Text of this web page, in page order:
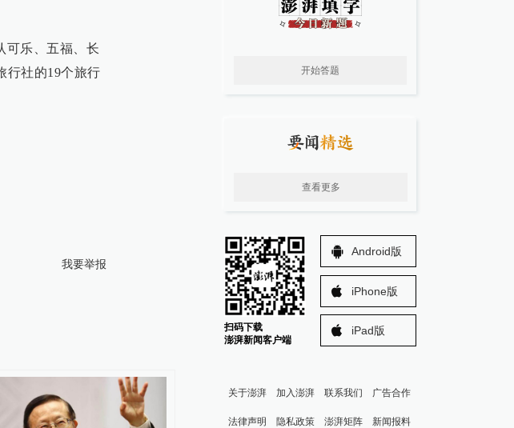
可乐、五福、长
行社的19个旅行
我要举报
开始答题
查看更多
扫码下载
澎湃新闻客户端
Android版
iPhone版
iPad版
关于澎湃 加入澎湃 联系我们 广告合作
法律声明 隐私政策 澎湃矩阵 新闻报料